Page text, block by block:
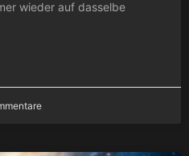
wieder auf dasselbe